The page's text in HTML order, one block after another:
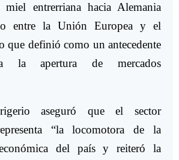
miel entrerriana hacia Alemania
entre la Unión Europea y el
que definió como un antecedente
la apertura de mercados
aseguró que el sector
“la locomotora de la
económica del país y reiteró la